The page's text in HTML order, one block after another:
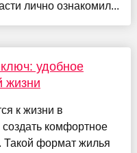
лично ознакомил...
удобное
жизни
к жизни в
комфортное
Такой формат жилья